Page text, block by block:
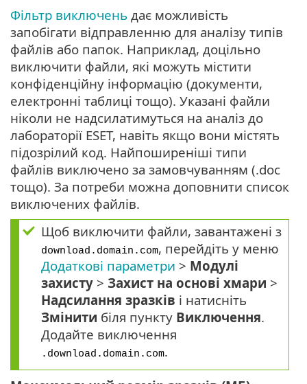
Фільтр виключень дає можливість
запобігати відправленню для аналізу типів
файлів або папок. Наприклад, доцільно
виключити файли, які можуть містити
конфіденційну інформацію (документи,
електронні таблиці тощо). Указані файли
ніколи не надсилатимуться на аналіз до
лабораторії ESET, навіть якщо вони містять
підозрілий код. Найпоширеніші типи
файлів виключено за замовчуванням (.doc
тощо). За потреби можна доповнити список
виключених файлів.
Щоб виключити файли, завантажені з
download.domain.com, перейдіть у меню
Додаткові параметри > Модулі
захисту > Захист на основі хмари >
Надсилання зразків і натисніть
Змінити біля пункту Виключення.
Додайте виключення
.download.domain.com.